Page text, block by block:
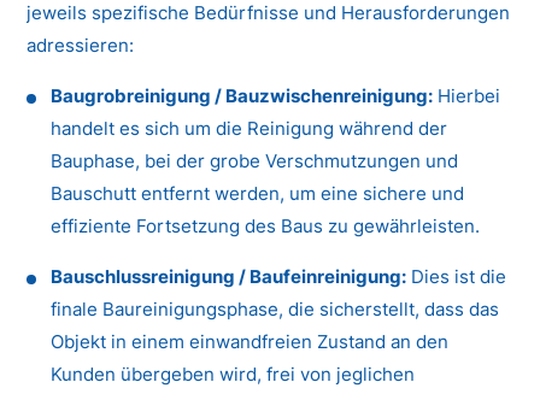
jeweils spezifische Bedürfnisse und Herausforderungen
adressieren:
Baugrobreinigung / Bauzwischenreinigung: Hierbei
handelt es sich um die Reinigung während der
Bauphase, bei der grobe Verschmutzungen und
Bauschutt entfernt werden, um eine sichere und
effiziente Fortsetzung des Baus zu gewährleisten.
Bauschlussreinigung / Baufeinreinigung: Dies ist die
finale Baureinigungsphase, die sicherstellt, dass das
Objekt in einem einwandfreien Zustand an den
Kunden übergeben wird, frei von jeglichen